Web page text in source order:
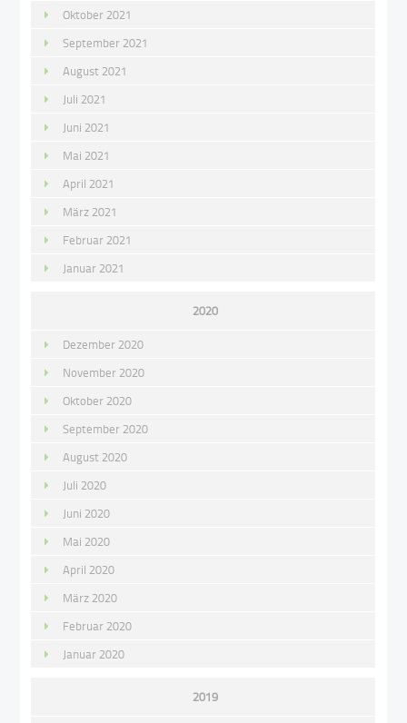
Oktober 2021
September 2021
August 2021
Juli 2021
Juni 2021
Mai 2021
April 2021
März 2021
Februar 2021
Januar 2021
2020
Dezember 2020
November 2020
Oktober 2020
September 2020
August 2020
Juli 2020
Juni 2020
Mai 2020
April 2020
März 2020
Februar 2020
Januar 2020
2019